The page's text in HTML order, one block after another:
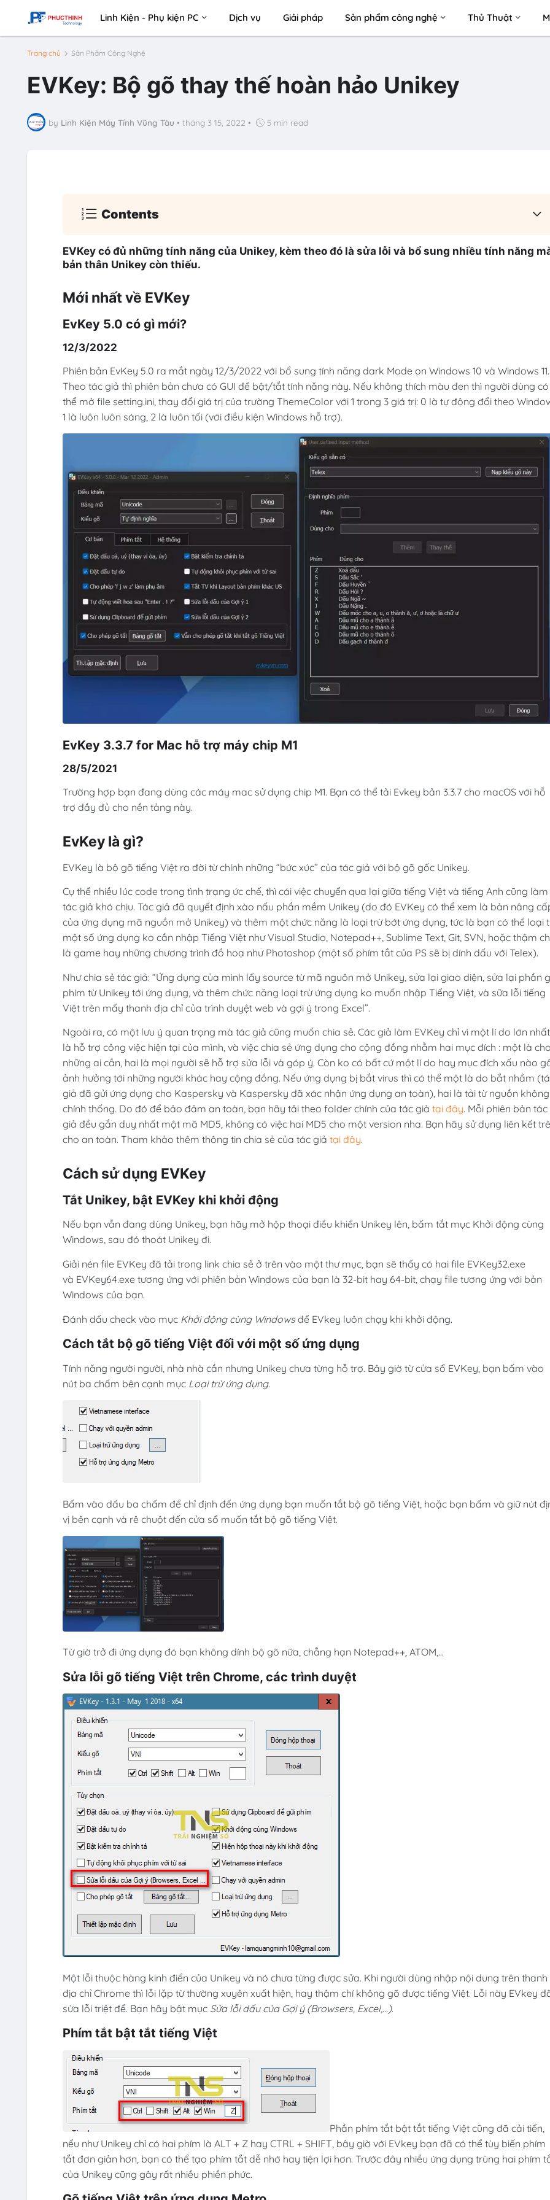
Linh Kiện - Phụ kiện PC Dịch vụ Giải pháp Sản phẩm công nghệ Thủ Thuật
Trang chủ Sản Phẩm Công Nghệ
EVKey: Bộ gõ thay thế hoàn hảo Unikey
by Linh Kiện Máy Tính Vũng Tàu • tháng 3 15, 2022 • 5 min read
Contents
EVKey có đủ những tính năng của Unikey, kèm theo đó là sửa lỗi và bổ sung nhiều tính năng
bản thân Unikey còn thiếu.
Mới nhất về EVKey
EvKey 5.0 có gì mới?
12/3/2022
Phiên bản EvKey 5.0 ra mắt ngày 12/3/2022 với bổ sung tính năng dark Mode on Windows 10 và Windows 11.
Theo tác giả thì phiên bản chưa có GUI để bật/tắt tính năng này. Nếu không thích màu đen thì người dùng có
thể mở file setting.ini, thay đổi giá trị của trường ThemeColor với 1 trong 3 giá trị: 0 là tự động đổi theo
1 là luôn luôn sáng, 2 là luôn tối (với điều kiện Windows hỗ trợ).
EvKey 3.3.7 for Mac hỗ trợ máy chip M1
28/5/2021
Trường hợp bạn đang dùng các máy mac sử dụng chip M1. Bạn có thể tải Evkey bản 3.3.7 cho macOS với hỗ
trợ đầy đủ cho nền tảng này.
EvKey là gì?
EVKey là bộ gõ tiếng Việt ra đời từ chính những “bức xúc” của tác giả với bộ gõ gốc Unikey.
Cụ thể nhiều lúc code trong tình trạng ức chế, thì cái việc chuyển qua lại giữa tiếng Việt và tiếng Anh cũng làm
tác giả khó chịu. Tác giả đã quyết định xào nấu phần mềm Unikey (do đó EVKey có thể xem là bản nâng
của ứng dụng mã nguồn mở Unikey) và thêm một chức năng là loại trừ bớt ứng dụng, tức là bạn có thể loại
một số ứng dụng ko cần nhập Tiếng Việt như Visual Studio, Notepad++, Sublime Text, Git, SVN, hoặc thậm
là game hay những chương trình đồ hoạ như Photoshop (một số phím tắt của PS sẽ bị dính dấu với Telex).
Như chia sẻ tác giả: “Ứng dụng của mình lấy source từ mã nguôn mở Unikey, sửa lại giao diện, sửa lại phần
phím từ Unikey tới ứng dụng, và thêm chức năng loại trừ ứng dụng ko muốn nhập Tiếng Việt, và sữa lỗi tiếng
Việt trên mấy thanh địa chỉ của trình duyệt web và gợi ý trong Excel”.
Ngoài ra, có một lưu ý quan trọng mà tác giả cũng muốn chia sẻ. Các giả làm EVKey chỉ vì một lí do lớn nhất
là hỗ trợ công việc hiện tại của mình, và việc chia sẻ ứng dụng cho cộng đồng nhằm hai mục đích : một là
những ai cần, hai là mọi người sẽ hỗ trợ sửa lỗi và góp ý. Còn ko có bất cứ một lí do hay mục đích xấu nào
ảnh hưởng tới những người khác hay cộng đồng. Nếu ứng dụng bị bắt virus thì có thể một là do bắt nhầm
giả đã gửi ứng dụng cho Kaspersky và Kaspersky đã xác nhận ứng dụng an toàn), hai là tải từ nguồn không
chính thống. Do đó để bảo đảm an toàn, bạn hãy tải theo folder chính của tác giả tại đây. Mỗi phiên bản tác
giả đều gắn duy nhất một mã MD5, không có việc hai MD5 cho một version nha. Bạn hãy sử dụng liên kết
cho an toàn. Tham khảo thêm thông tin chia sẻ của tác giả tại đây.
Cách sử dụng EVKey
Tắt Unikey, bật EVKey khi khởi động
Nếu bạn vẫn đang dùng Unikey, bạn hãy mở hộp thoại điều khiển Unikey lên, bấm tắt mục Khởi động cùng
Windows, sau đó thoát Unikey đi.
Giải nén file EVKey đã tải trong link chia sẻ ở trên vào một thư mục, bạn sẽ thấy có hai file EVKey32.exe
và EVKey64.exe tương ứng với phiên bản Windows của bạn là 32-bit hay 64-bit, chạy file tương ứng với bản
Windows của bạn.
Đánh dấu check vào mục Khởi động cùng Windowsđể EVkey luôn chạy khi khởi động.
Cách tắt bộ gõ tiếng Việt đối với một số ứng dụng
Tính năng người người, nhà nhà cần nhưng Unikey chưa từng hỗ trợ. Bây giờ từ cửa sổ EVKey, bạn bấm vào
nút ba chấm bên cạnh mục Loại trừ ứng dụng.
Bấm vào dấu ba chấm để chỉ định đến ứng dụng bạn muốn tắt bộ gõ tiếng Việt, hoặc bạn bấm và giữ nút
vị bên cạnh và rê chuột đến cửa sổ muốn tắt bộ gõ tiếng Việt.
Từ giờ trở đi ứng dụng đó bạn không dính bộ gõ nữa, chẳng hạn Notepad++, ATOM,…
Sửa lỗi gõ tiếng Việt trên Chrome, các trình duyệt
Một lỗi thuộc hàng kinh điển của Unikey và nó chưa từng được sửa. Khi người dùng nhập nội dung trên thanh
địa chỉ Chrome thì lỗi lặp từ thường xuyên xuất hiện, hay thậm chí không gõ được tiếng Việt. Lỗi này EVkey
sửa lỗi triệt để. Bạn hãy bật mục Sửa lỗi dấu của Gợi ý (Browsers, Excel,…).
Phím tắt bật tắt tiếng Việt
Phần phím tắt bật tắt tiếng Việt cũng đã cải tiến,
nếu như Unikey chỉ có hai phím là ALT + Z hay CTRL + SHIFT, bây giờ với EVkey bạn đã có thể tùy biến phím
tắt đơn giản hơn, bạn có thể tạo phím tắt dễ nhớ hay tiện lợi hơn. Trước đây nhiều ứng dụng trùng hai phím
của Unikey cũng gây rất nhiều phiền phức.